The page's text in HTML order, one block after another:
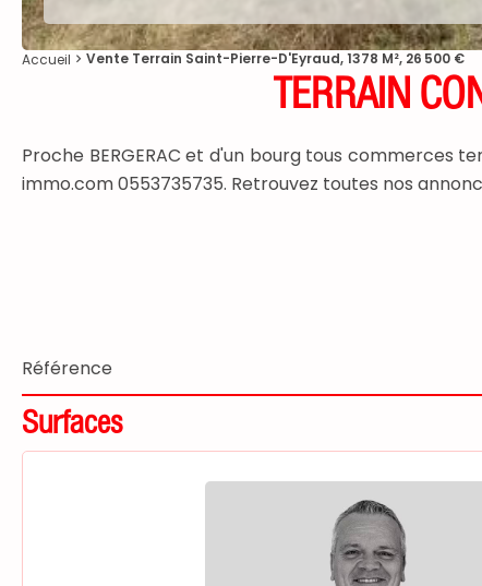
Accueil Vente Terrain Saint-Pierre-D'Eyraud, 1378 M², 26 500 €
TERRAIN
Proche BERGERAC et d'un bourg tous commerces
immo.com 0553735735. Retrouvez toutes nos
Référence
Surfaces